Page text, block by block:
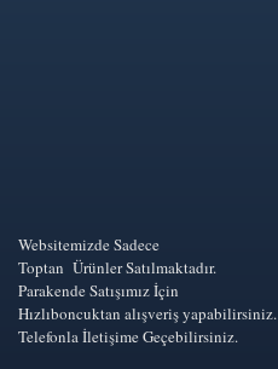
Websitemizde Sadece
Toptan Ürünler Satılmaktadır.
Parakende Satışımız İçin
Hızlıboncuktan alışveriş yapabilirsiniz.
Telefonla İletişime Geçebilirsiniz.